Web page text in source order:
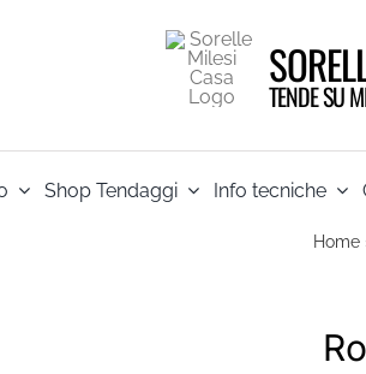
TENDE SU
Shop Tendaggi Info tecniche
Home